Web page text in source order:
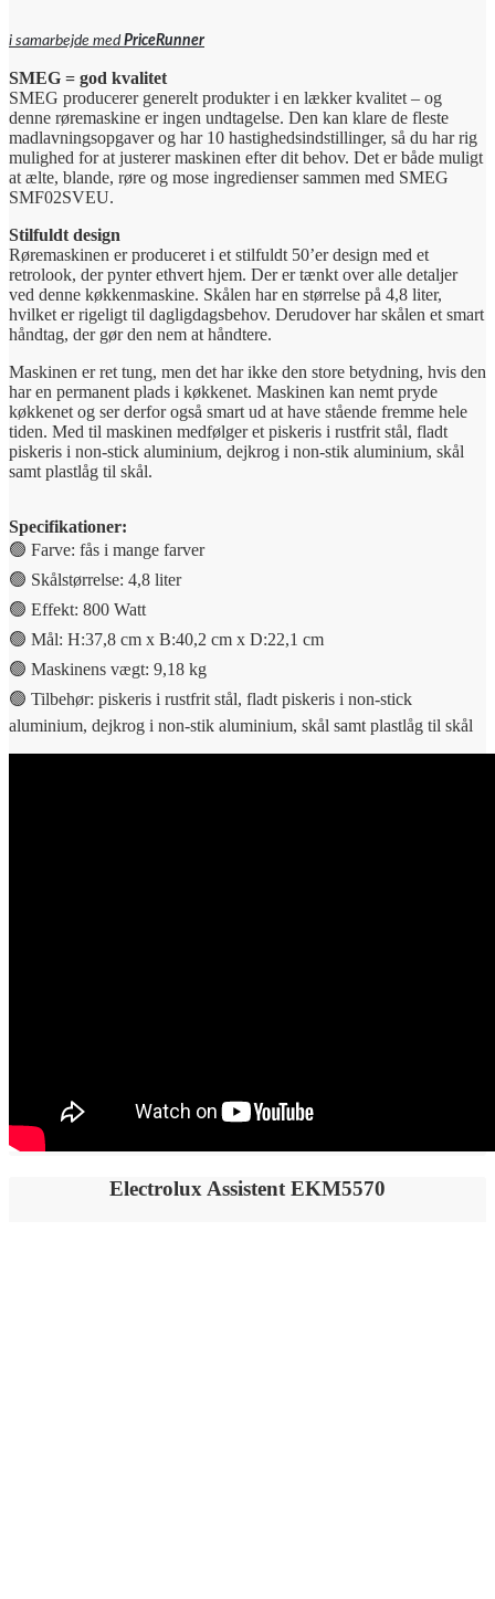
i samarbejde med PriceRunner
SMEG = god kvalitet
SMEG producerer generelt produkter i en lækker kvalitet – og
denne røremaskine er ingen undtagelse. Den kan klare de fleste
madlavningsopgaver og har 10 hastighedsindstillinger, så du har rig
mulighed for at justerer maskinen efter dit behov. Det er både muligt
at ælte, blande, røre og mose ingredienser sammen med SMEG
SMF02SVEU.
Stilfuldt design
Røremaskinen er produceret i et stilfuldt 50’er design med et
retrolook, der pynter ethvert hjem. Der er tænkt over alle detaljer
ved denne køkkenmaskine. Skålen har en størrelse på 4,8 liter,
hvilket er rigeligt til dagligdagsbehov. Derudover har skålen et smart
håndtag, der gør den nem at håndtere.
Maskinen er ret tung, men det har ikke den store betydning, hvis den
har en permanent plads i køkkenet. Maskinen kan nemt pryde
køkkenet og ser derfor også smart ud at have stående fremme hele
tiden. Med til maskinen medfølger et piskeris i rustfrit stål, fladt
piskeris i non-stick aluminium, dejkrog i non-stik aluminium, skål
samt plastlåg til skål.
Specifikationer:
🟢 Farve: fås i mange farver
🟢 Skålstørrelse: 4,8 liter
🟢 Effekt: 800 Watt
🟢 Mål: H:37,8 cm x B:40,2 cm x D:22,1 cm
🟢 Maskinens vægt: 9,18 kg
🟢 Tilbehør: piskeris i rustfrit stål, fladt piskeris i non-stick
aluminium, dejkrog i non-stik aluminium, skål samt plastlåg til skål
Electrolux Assistent EKM5570